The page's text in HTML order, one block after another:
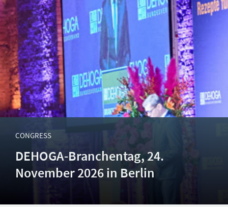
CONGRESS
DEHOGA-Branchentag, 24.
November 2026 in Berlin